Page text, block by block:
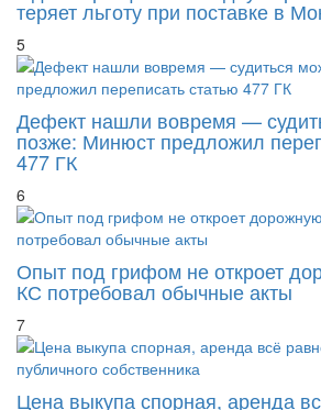
5
Дефект нашли вовремя —
позже: Минюст предложил
477 ГК
6
Опыт под грифом не откроет
КС потребовал обычные акты
7
Цена выкупа спорная, аренда
ВС защитил публичного